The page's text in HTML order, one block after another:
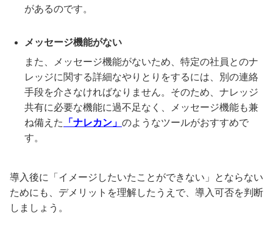
があるのです。
メッセージ機能がない
また、メッセージ機能がないため、特定の社員とのナ
レッジに関する詳細なやりとりをするには、別の連絡
手段を介さなければなりません。そのため、ナレッジ
共有に必要な機能に過不足なく、メッセージ機能も兼
ね備えた
「ナレカン」 のようなツールがおすすめで
す。
導入後に「イメージしたいたことができない」とならない
ためにも、デメリットを理解したうえで、導入可否を判断
しましょう。